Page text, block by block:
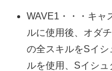
WAVE1・・・キャ
ルに使用後、オダ
の全スキルをSイ
ルを使用、Sイシ